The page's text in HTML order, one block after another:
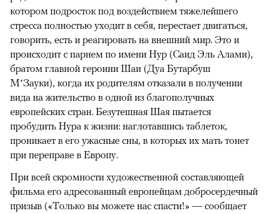
котором подросток под воздействием тяжелейшего
стресса полностью уходит в себя, перестает двигаться,
говорить, есть и реагировать на внешний мир. Это и
происходит с парнем по имени Нур (Саид Эль Алами),
братом главной героини Шаи (Дуа Бутарбуш
М’Зауки), когда их родителям отказали в получении
вида на жительство в одной из благополучных
европейских стран. Безутешная Шая пытается
пробудить Нура к жизни: наглотавшись таблеток,
проникает в его ужасные сны, в которых их мать тонет
при переправе в Европу.
При всей скромности художественной составляющей
фильма его адресованный европейцам добросердечный
призыв («Только вы можете нас спасти!» — сообщает